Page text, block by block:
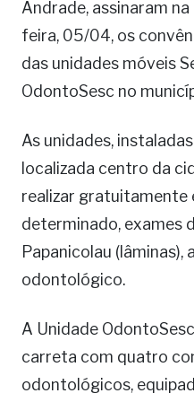
Andrade, assinaram
feira, 05/04, os
das unidades móveis
OdontoSesc no
As unidades,
localizada centro da
realizar gratuitamente
determinado, exames
Papanicolau
odontológico.
A Unidade
carreta com quatro
odontológicos,